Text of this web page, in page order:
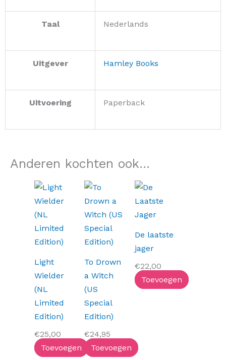
Taal Nederlands
Uitgever Hamley Books
Uitvoering Paperback
Anderen kochten ook...
Light
Wielder
(NL
Limited
Edition)
€25,00
Toevoegen
To Drown
a Witch
(US
Special
Edition)
€24,95
Toevoegen
De laatste
jager
€22,00
Toevoegen